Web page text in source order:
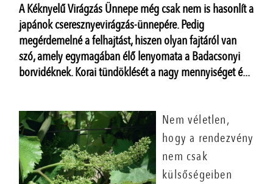
A Kéknyelű Virágzás Ünnepe még csak nem is hasonlít a
japánok cseresznyevirágzás-ünnepére. Pedig
megérdemelné a felhajtást, hiszen olyan fajtáról van
szó, amely egymagában élő lenyomata a Badacsonyi
borvidéknek. Korai tündöklését a nagy mennyiséget é...
Nem véletlen,
hogy a rendezvény
nem csak
külsőségeiben